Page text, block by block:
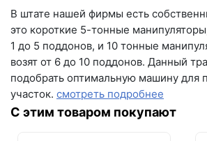
В штате нашей фирмы есть
это короткие 5-тонные
1 до 5 поддонов, и 10 тонные
возят от 6 до 10 поддонов. Данный
подобрать оптимальную машину для
участок. смотреть подробнее
С этим товаром покупают